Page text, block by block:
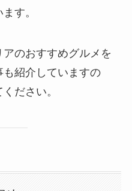
す。
のおすすめグルメを
も紹介していますの
ださい。